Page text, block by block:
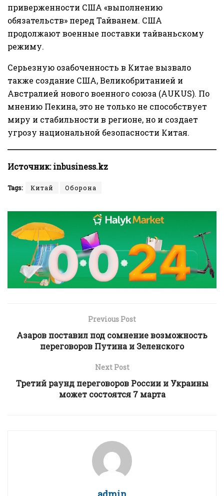
приверженности США «выполнению
обязательств» перед Тайванем. США
продолжают военные поставки тайваньскому
режиму.
Серьезную озабоченность в Китае вызвало
также создание США, Великобританией и
Австралией нового военного союза (AUKUS). По
мнению Пекина, это не только не способствует
миру и стабильности в регионе, но и создает
угрозу национальной безопасности Китая.
Источник:inbusiness.kz
Tags: Китай Оборона
Previous Post
Азаров поставил под сомнение возможность
переговоров Путина и Зеленского
Next Post
Третий раунд переговоров России и Украины
может состоятся 7 марта